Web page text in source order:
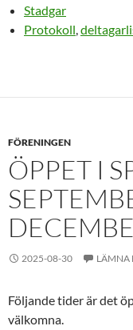
Stadgar
Protokoll
FÖRENINGEN
ÖPPET I
2025-08-30 LÄMNA
Följande tider är det
välkomna.